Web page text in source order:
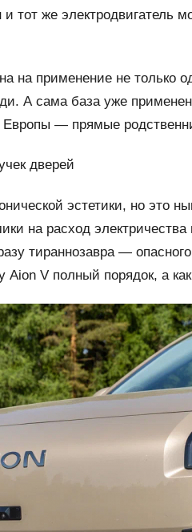
тот же электродвигатель
на применение не только
А сама база уже
— прямые
дверей
эстетики, но это
на расход
тираннозавра —
V полный порядок, а